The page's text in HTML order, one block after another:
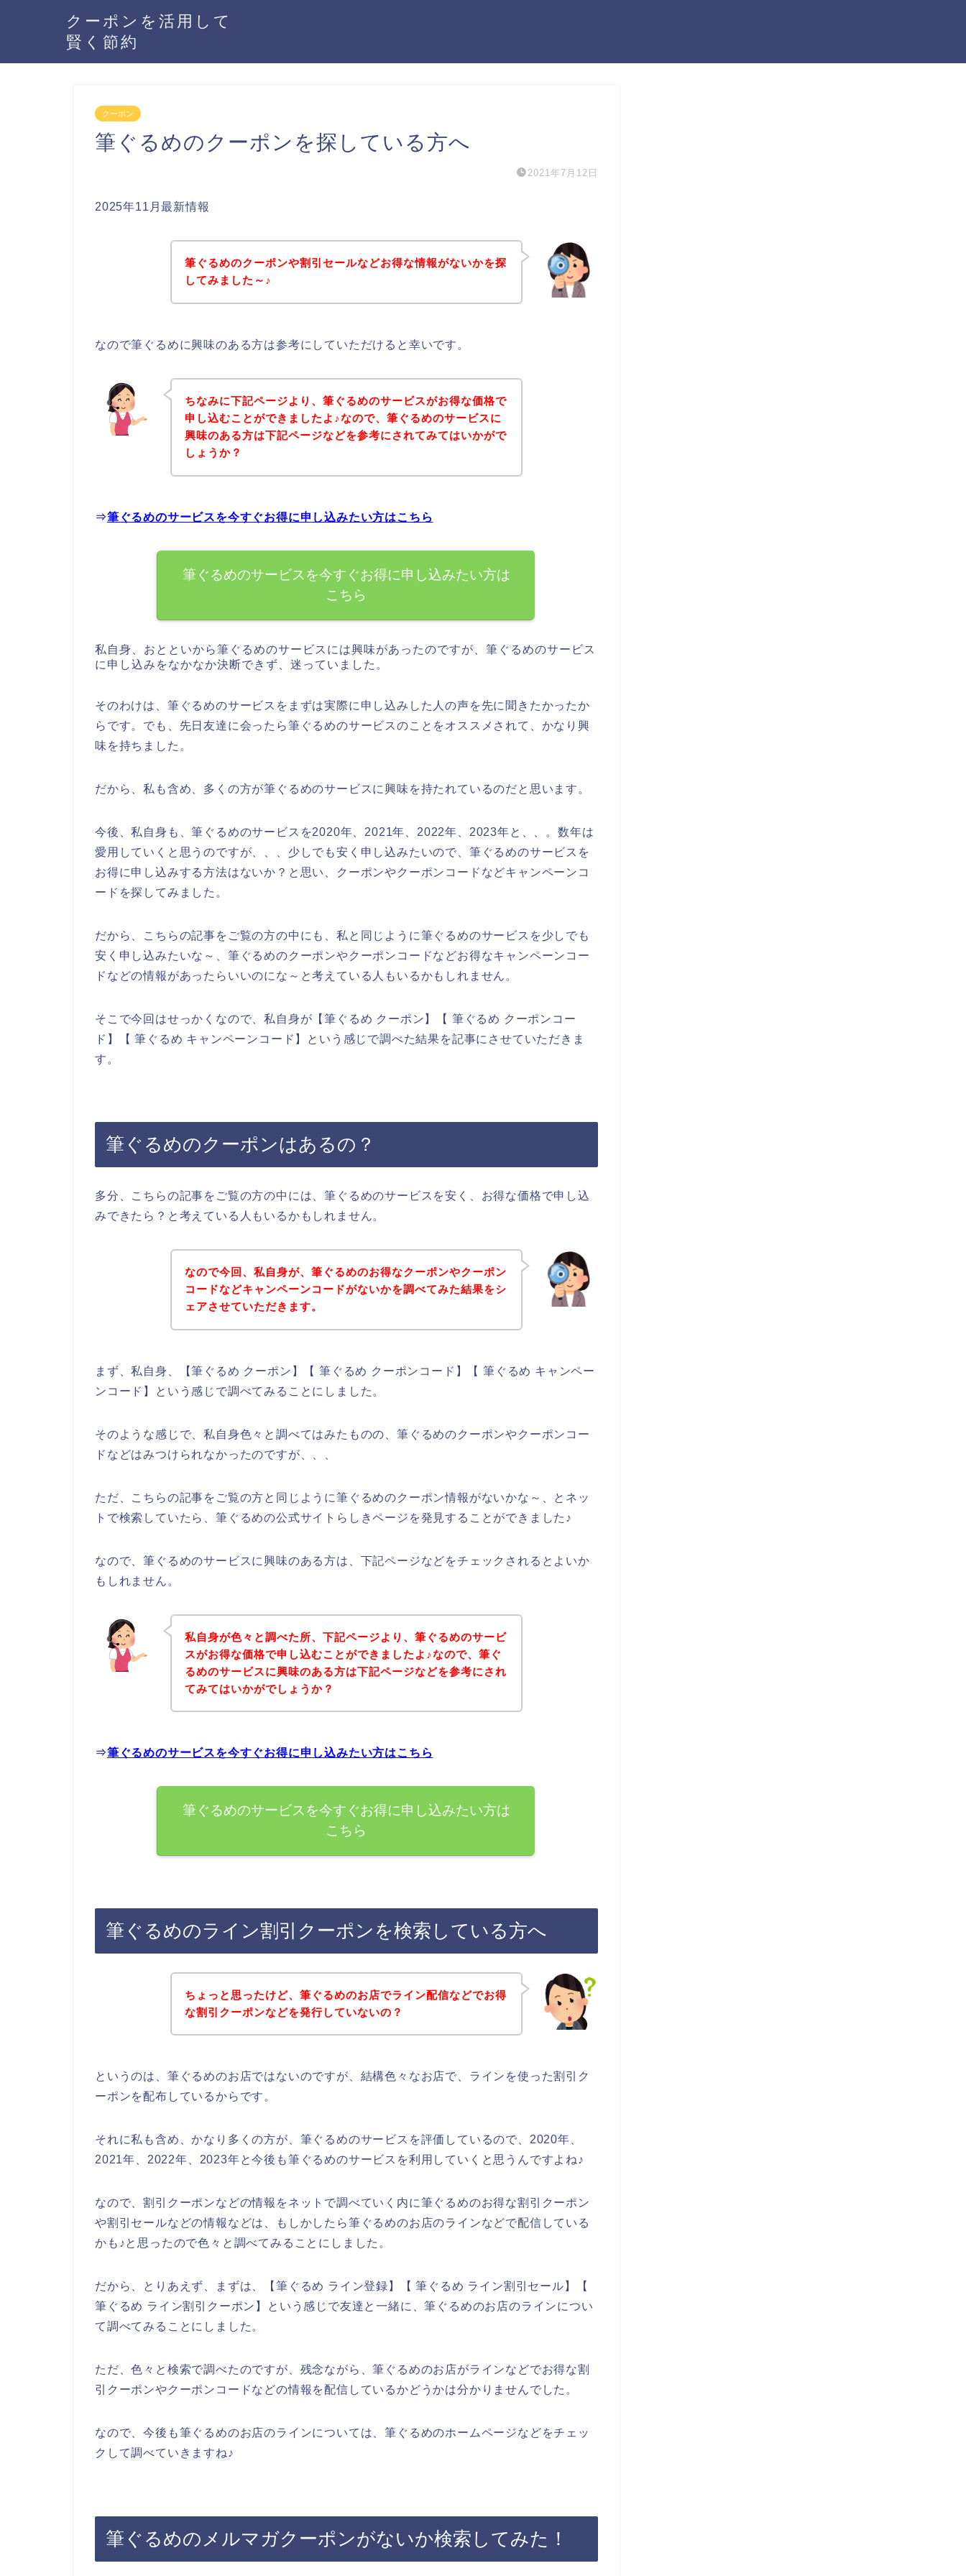
クーポンを活用して
賢く節約
クーポン
筆ぐるめのクーポンを探している方へ
2021年7月12日
2025年11月最新情報
筆ぐるめのクーポンや割引セールなどお得な情報がないかを探
してみました～♪
なので筆ぐるめに興味のある方は参考にしていただけると幸いです。
ちなみに下記ページより、筆ぐるめのサービスがお得な価格で
申し込むことができましたよ♪なので、筆ぐるめのサービスに
興味のある方は下記ページなどを参考にされてみてはいかがで
しょうか？
⇒筆ぐるめのサービスを今すぐお得に申し込みたい方はこちら
筆ぐるめのサービスを今すぐお得に申し込みたい方は
こちら
私自身、おとといから筆ぐるめのサービスには興味があったのですが、筆ぐるめのサービス
に申し込みをなかなか決断できず、迷っていました。
そのわけは、筆ぐるめのサービスをまずは実際に申し込みした人の声を先に聞きたかったか
らです。でも、先日友達に会ったら筆ぐるめのサービスのことをオススメされて、かなり興
味を持ちました。
だから、私も含め、多くの方が筆ぐるめのサービスに興味を持たれているのだと思います。
今後、私自身も、筆ぐるめのサービスを2020年、2021年、2022年、2023年と、、。数年は
愛用していくと思うのですが、、、少しでも安く申し込みたいので、筆ぐるめのサービスを
お得に申し込みする方法はないか？と思い、クーポンやクーポンコードなどキャンペーンコ
ードを探してみました。
だから、こちらの記事をご覧の方の中にも、私と同じように筆ぐるめのサービスを少しでも
安く申し込みたいな～、筆ぐるめのクーポンやクーポンコードなどお得なキャンペーンコー
ドなどの情報があったらいいのにな～と考えている人もいるかもしれません。
そこで今回はせっかくなので、私自身が【筆ぐるめ クーポン】【 筆ぐるめ クーポンコー
ド】【 筆ぐるめ キャンペーンコード】という感じで調べた結果を記事にさせていただきま
す。
筆ぐるめのクーポンはあるの？
多分、こちらの記事をご覧の方の中には、筆ぐるめのサービスを安く、お得な価格で申し込
みできたら？と考えている人もいるかもしれません。
なので今回、私自身が、筆ぐるめのお得なクーポンやクーポン
コードなどキャンペーンコードがないかを調べてみた結果をシ
ェアさせていただきます。
まず、私自身、【筆ぐるめ クーポン】【 筆ぐるめ クーポンコード】【 筆ぐるめ キャンペー
ンコード】という感じで調べてみることにしました。
そのような感じで、私自身色々と調べてはみたものの、筆ぐるめのクーポンやクーポンコー
ドなどはみつけられなかったのですが、、、
ただ、こちらの記事をご覧の方と同じように筆ぐるめのクーポン情報がないかな～、とネッ
トで検索していたら、筆ぐるめの公式サイトらしきページを発見することができました♪
なので、筆ぐるめのサービスに興味のある方は、下記ページなどをチェックされるとよいか
もしれません。
私自身が色々と調べた所、下記ページより、筆ぐるめのサービ
スがお得な価格で申し込むことができましたよ♪なので、筆ぐ
るめのサービスに興味のある方は下記ページなどを参考にされ
てみてはいかがでしょうか？
⇒筆ぐるめのサービスを今すぐお得に申し込みたい方はこちら
筆ぐるめのサービスを今すぐお得に申し込みたい方は
こちら
筆ぐるめのライン割引クーポンを検索している方へ
ちょっと思ったけど、筆ぐるめのお店でライン配信などでお得
な割引クーポンなどを発行していないの？
というのは、筆ぐるめのお店ではないのですが、結構色々なお店で、ラインを使った割引ク
ーポンを配布しているからです。
それに私も含め、かなり多くの方が、筆ぐるめのサービスを評価しているので、2020年、
2021年、2022年、2023年と今後も筆ぐるめのサービスを利用していくと思うんですよね♪
なので、割引クーポンなどの情報をネットで調べていく内に筆ぐるめのお得な割引クーポン
や割引セールなどの情報などは、もしかしたら筆ぐるめのお店のラインなどで配信している
かも♪と思ったので色々と調べてみることにしました。
だから、とりあえず、まずは、【筆ぐるめ ライン登録】【 筆ぐるめ ライン割引セール】【
筆ぐるめ ライン割引クーポン】という感じで友達と一緒に、筆ぐるめのお店のラインについ
て調べてみることにしました。
ただ、色々と検索で調べたのですが、残念ながら、筆ぐるめのお店がラインなどでお得な割
引クーポンやクーポンコードなどの情報を配信しているかどうかは分かりませんでした。
なので、今後も筆ぐるめのお店のラインについては、筆ぐるめのホームページなどをチェッ
クして調べていきますね♪
筆ぐるめのメルマガクーポンがないか検索してみた！